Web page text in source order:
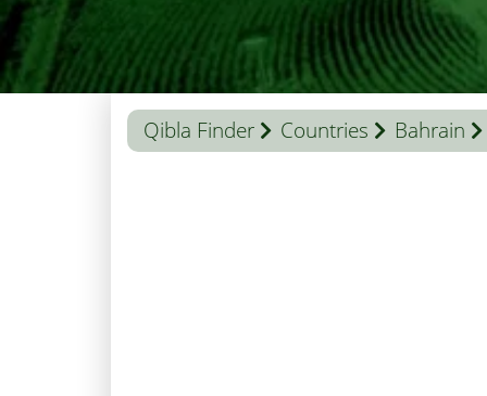
Qibla Finder Countries Bahrain